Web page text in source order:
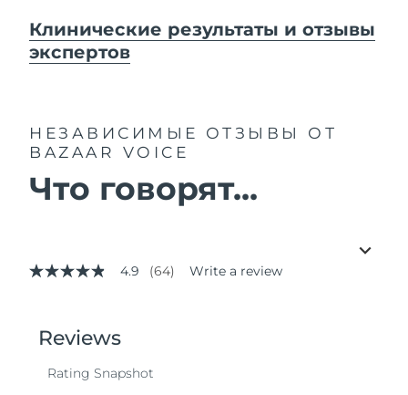
Клинические результаты и отзывы
экспертов
НЕЗАВИСИМЫЕ ОТЗЫВЫ
ОТ
BAZAAR VOICE
Что говорят...
4.9
stars,
average
value.
4.9 (64) Write a review